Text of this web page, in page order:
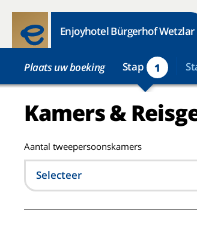
Enjoyhotel Bürgerhof Wetzlar
Plaats uw boeking Stap 1
Kamers &
Aantal tweepersoonskamers
Selecteer